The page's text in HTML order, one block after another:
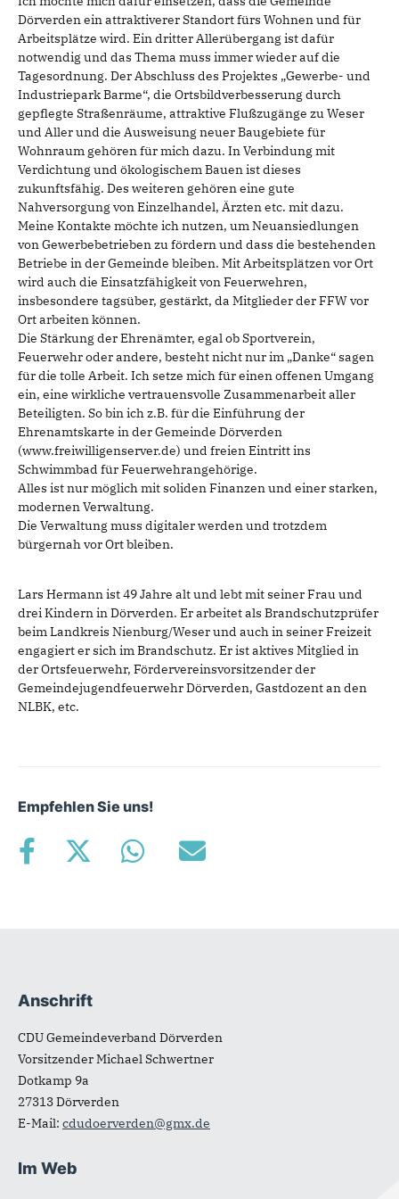
Dörverden ein attraktiverer Standort fürs Wohnen und für
Arbeitsplätze wird. Ein dritter Allerübergang ist dafür
notwendig und das Thema muss immer wieder auf die
Tagesordnung. Der Abschluss des Projektes „Gewerbe- und
Industriepark Barme“, die Ortsbildverbesserung durch
gepflegte Straßenräume, attraktive Flußzugänge zu Weser
und Aller und die Ausweisung neuer Baugebiete für
Wohnraum gehören für mich dazu. In Verbindung mit
Verdichtung und ökologischem Bauen ist dieses
zukunftsfähig. Des weiteren gehören eine gute
Nahversorgung von Einzelhandel, Ärzten etc. mit dazu.
Meine Kontakte möchte ich nutzen, um Neuansiedlungen
von Gewerbebetrieben zu fördern und dass die bestehenden
Betriebe in der Gemeinde bleiben. Mit Arbeitsplätzen vor Ort
wird auch die Einsatzfähigkeit von Feuerwehren,
insbesondere tagsüber, gestärkt, da Mitglieder der FFW vor
Ort arbeiten können.
Die Stärkung der Ehrenämter, egal ob Sportverein,
Feuerwehr oder andere, besteht nicht nur im „Danke“ sagen
für die tolle Arbeit. Ich setze mich für einen offenen Umgang
ein, eine wirkliche vertrauensvolle Zusammenarbeit aller
Beteiligten. So bin ich z.B. für die Einführung der
Ehrenamtskarte in der Gemeinde Dörverden
(www.freiwilligenserver.de) und freien Eintritt ins
Schwimmbad für Feuerwehrangehörige.
Alles ist nur möglich mit soliden Finanzen und einer starken,
modernen Verwaltung.
Die Verwaltung muss digitaler werden und trotzdem
bürgernah vor Ort bleiben.
Lars Hermann ist 49 Jahre alt und lebt mit seiner Frau und
drei Kindern in Dörverden. Er arbeitet als Brandschutzprüfer
beim Landkreis Nienburg/Weser und auch in seiner Freizeit
engagiert er sich im Brandschutz. Er ist aktives Mitglied in
der Ortsfeuerwehr, Fördervereinsvorsitzender der
Gemeindejugendfeuerwehr Dörverden, Gastdozent an den
NLBK, etc.
Empfehlen Sie uns!
Fußbereich
Anschrift
CDU Gemeindeverband Dörverden
Vorsitzender Michael Schwertner
Dotkamp 9a
27313Dörverden
E-Mail: cdudoerverden@gmx.de
Im Web